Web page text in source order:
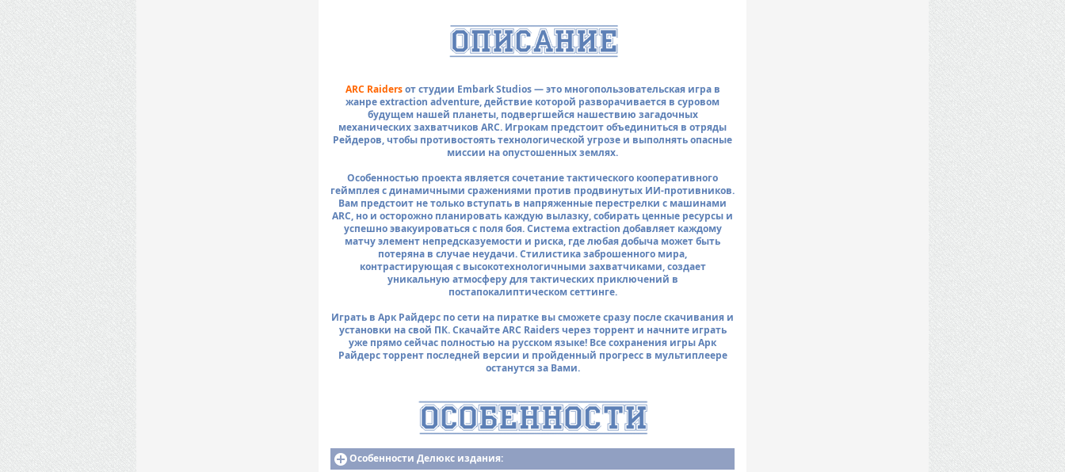
ARC Raidersот студии Embark Studios — это многопользовательская игра в
жанре extraction adventure, действие которой разворачивается в суровом
будущем нашей планеты, подвергшейся нашествию загадочных
механических захватчиков ARC. Игрокам предстоит объединиться в отряды
Рейдеров, чтобы противостоять технологической угрозе и выполнять опасные
миссии на опустошенных землях.
Особенностью проекта является сочетание тактического кооперативного
геймплея с динамичными сражениями против продвинутых ИИ-противников.
Вам предстоит не только вступать в напряженные перестрелки с машинами
ARC, но и осторожно планировать каждую вылазку, собирать ценные ресурсы и
успешно эвакуироваться с поля боя. Система extraction добавляет каждому
матчу элемент непредсказуемости и риска, где любая добыча может быть
потеряна в случае неудачи. Стилистика заброшенного мира,
контрастирующая с высокотехнологичными захватчиками, создает
уникальную атмосферу для тактических приключений в
постапокалиптическом сеттинге.
Играть в Арк Райдерс по сети на пиратке вы сможете сразу после скачивания и
установки на свой ПК. Скачайте ARC Raiders через торрент и начните играть
уже прямо сейчас полностью на русском языке! Все сохранения игры Арк
Райдерс торрент последней версии и пройденный прогресс в мультиплеере
останутся за Вами.
Особенности Делюкс издания: